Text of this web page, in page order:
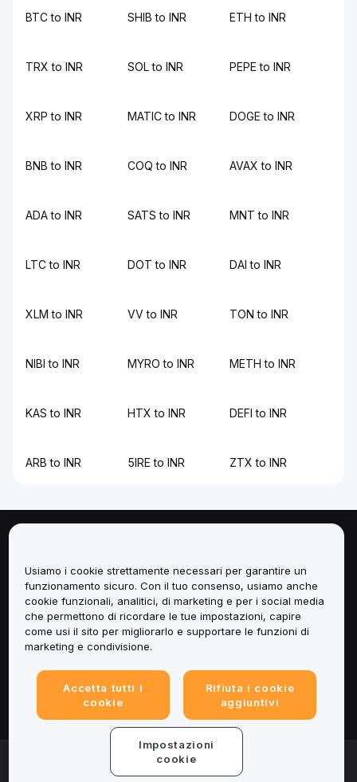
BTC to INR SHIB to INR ETH to INR
TRX to INR SOL to INR PEPE to INR
XRP to INR MATIC to INR DOGE to INR
BNB to INR COQ to INR AVAX to INR
ADA to INR SATS to INR MNT to INR
LTC to INR DOT to INR DAI to INR
XLM to INR VV to INR TON to INR
NIBI to INR MYRO to INR METH to INR
KAS to INR HTX to INR DEFI to INR
ARB to INR 5IRE to INR ZTX to INR
Servizi
Assistenza
Informazioni legali
© 2025-2026 Bybit.eu. All rights reserved.
Usiamo i cookie strettamente necessari per garantire un
funzionamento sicuro. Con il tuo consenso, usiamo anche
cookie funzionali, analitici, di marketing e per i social media
che permettono di ricordare le tue impostazioni, capire
come usi il sito per migliorarlo e supportare le funzioni di
marketing e condivisione.
Accetta tutti i
cookie
Rifiuta i cookie
aggiuntivi
Impostazioni
cookie